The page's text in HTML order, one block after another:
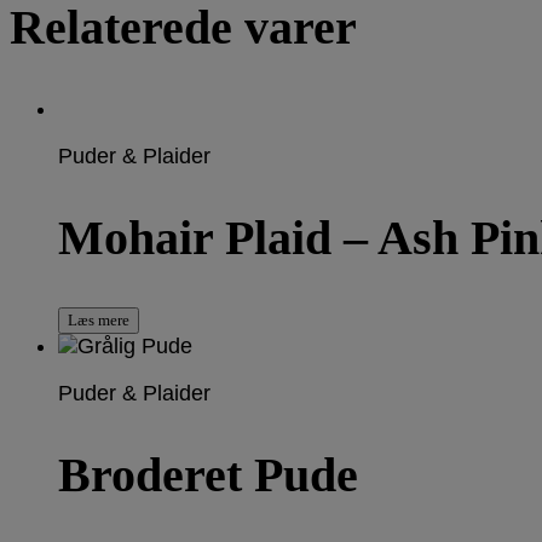
Relaterede varer
Puder & Plaider
Mohair Plaid – Ash
Læs mere
Puder & Plaider
Broderet Pude